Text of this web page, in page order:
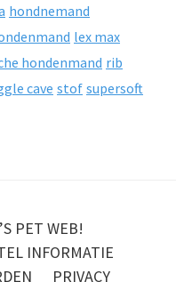
hondnemand
lex max
hondenmand rib
cave stof supersoft
PET WEB!
INFORMATIE
PRIVACY